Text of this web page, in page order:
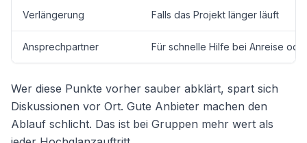
Verlängerung Falls das Projekt länger läuft
Ansprechpartner Für schnelle Hilfe bei Anreise
Wer diese Punkte vorher sauber abklärt, spart sich
Diskussionen vor Ort. Gute Anbieter machen den
Ablauf schlicht. Das ist bei Gruppen mehr wert als